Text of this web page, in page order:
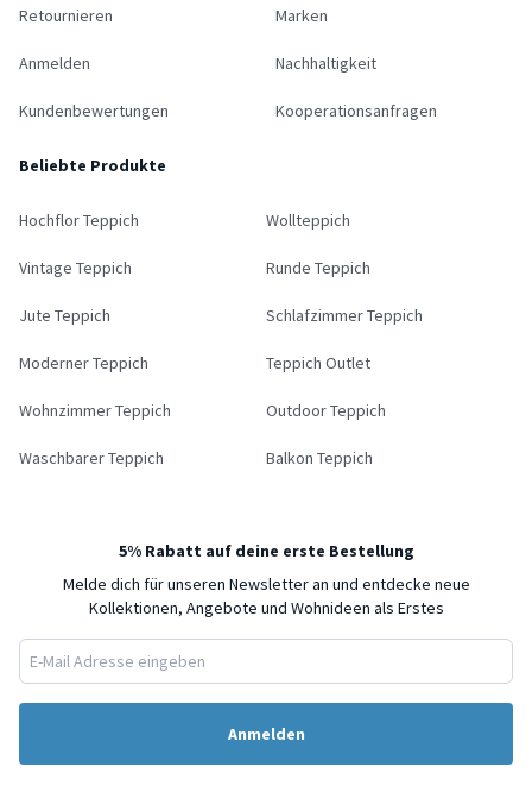
Retournieren
Anmelden
Kundenbewertungen
Marken
Nachhaltigkeit
Kooperationsanfragen
Beliebte Produkte
Hochflor Teppich Wollteppich
Vintage Teppich Runde Teppich
Jute Teppich Schlafzimmer Teppich
Moderner Teppich Teppich Outlet
Wohnzimmer Teppich Outdoor Teppich
Waschbarer Teppich Balkon Teppich
5% Rabatt auf deine erste Bestellung
Melde dich für unseren Newsletter an und entdecke neue
Kollektionen, Angebote und Wohnideen als Erstes
Anmelden